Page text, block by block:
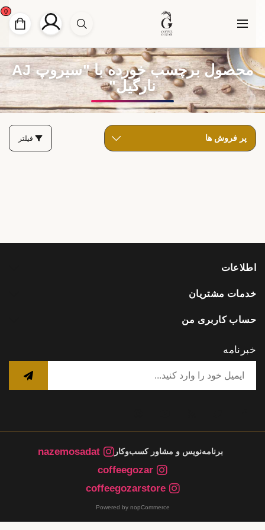
0
محصول برچسب خورده با "سیروپ AJ
نارگیل"
فیلتر
اطلاعات
خدمات مشتریان
حساب کاربری من
خبرنامه
برنامه‌نویس و مشاور کسب‌وکار
nazemosadat
coffeegozar
coffeegozarstore
Powered by nopCommerce